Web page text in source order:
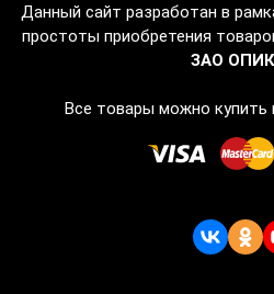
Данный сайт разработан в
простоты приобретения
ЗАО
Все товары можно купить